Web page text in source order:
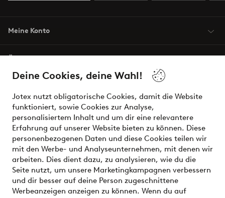
Deine Cookies, deine Wahl!
Jotex nutzt obligatorische Cookies, damit die Website
funktioniert, sowie Cookies zur Analyse,
personalisiertem Inhalt und um dir eine relevantere
Erfahrung auf unserer Website bieten zu können. Diese
personenbezogenen Daten und diese Cookies teilen wir
mit den Werbe- und Analyseunternehmen, mit denen wir
arbeiten. Dies dient dazu, zu analysieren, wie du die
Seite nutzt, um unsere Marketingkampagnen verbessern
und dir besser auf deine Person zugeschnittene
Werbeanzeigen anzeigen zu können. Wenn du auf
Meine Konto
Bedingungen
Sichere Zahlungen - Jetzt bezahlen oder aufteilen
Möchtest du mehr über unsere
Zahlungsmöglichkeitenerfahren?